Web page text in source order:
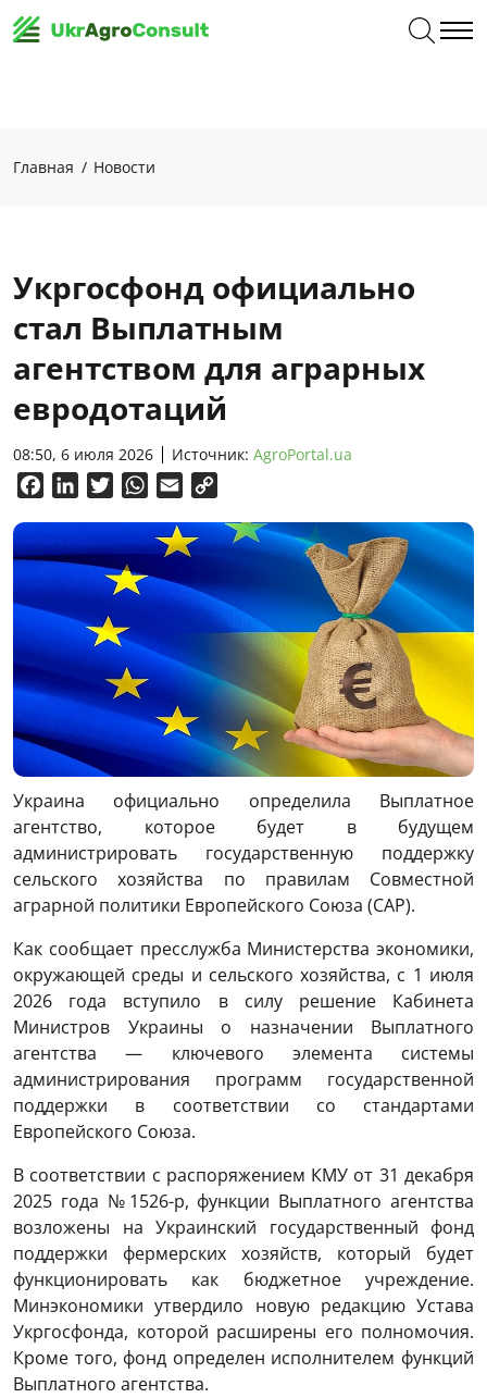
Главная Новости
Укргосфонд официально
стал Выплатным
агентством для аграрных
евродотаций
08:50, 6 июля 2026 Источник: AgroPortal.ua
FacebookLinkedInTwitterWhatsApp
Email
Украина официально определила Выплатное
агентство, которое будет в будущем
администрировать государственную поддержку
сельского хозяйства по правилам Совместной
аграрной политики Европейского Союза (CAP).
Как сообщает пресслужба Министерства экономики,
окружающей среды и сельского хозяйства, с 1 июля
2026 года вступило в силу решение Кабинета
Министров Украины о назначении Выплатного
агентства — ключевого элемента системы
администрирования программ государственной
поддержки в соответствии со стандартами
Европейского Союза.
В соответствии с распоряжением КМУ от 31 декабря
2025 года №1526-р, функции Выплатного агентства
возложены на Украинский государственный фонд
поддержки фермерских хозяйств, который будет
функционировать как бюджетное учреждение.
Минэкономики утвердило новую редакцию Устава
Укргосфонда, которой расширены его полномочия.
Кроме того, фонд определен исполнителем функций
Выплатного агентства.